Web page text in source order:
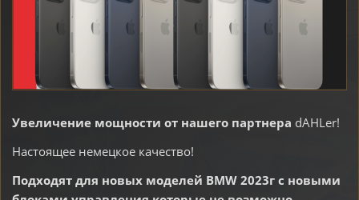
Увеличение мощности от нашего партнера dAHLer!
Настоящее немецкое качество!
Подходят для новых моделей BMW 2023г с новыми